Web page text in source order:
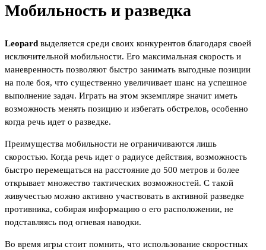
Мобильность и разведка
Leopard выделяется среди своих конкурентов благодаря своей
исключительной мобильности. Его максимальная скорость и
маневренность позволяют быстро занимать выгодные позиции
на поле боя, что существенно увеличивает шанс на успешное
выполнение задач. Играть на этом экземпляре значит иметь
возможность менять позицию и избегать обстрелов, особенно
когда речь идет о разведке.
Преимущества мобильности не ограничиваются лишь
скоростью. Когда речь идет о радиусе действия, возможность
быстро перемещаться на расстояние до 500 метров и более
открывает множество тактических возможностей. С такой
живучестью можно активно участвовать в активной разведке
противника, собирая информацию о его расположении, не
подставляясь под огневая наводки.
Во время игры стоит помнить, что использование скоростных